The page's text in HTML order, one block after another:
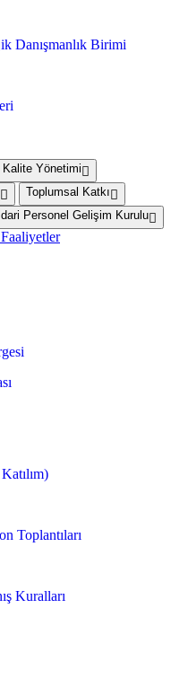
Danışmanlık Birimi
Kalite Yönetimi
Toplumsal Katkı
İdari Personel Gelişim Kurulu
Toplantıları
Kuralları